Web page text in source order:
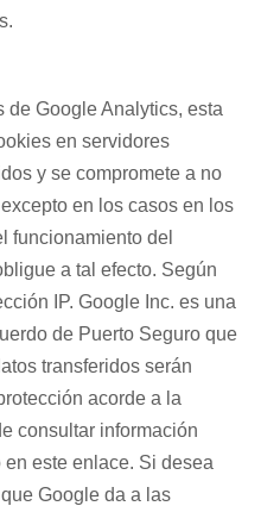
de Google Analytics, esta
en servidores
y se compromete a no
en los casos en los
funcionamiento del
a tal efecto. Según
IP. Google Inc. es una
de Puerto Seguro que
transferidos serán
acorde a la
consultar información
este enlace. Si desea
Google da a las